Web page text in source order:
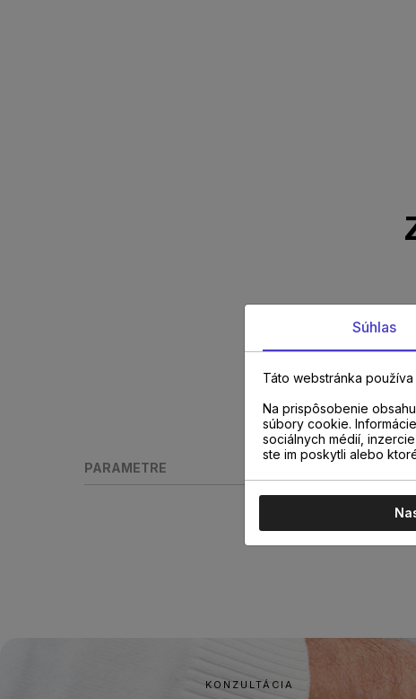
PARAMETRE
KONZULTÁCIA
Súhlas
Táto webstránka
Na prispôsobenie
súbory cookie.
sociálnych médií,
ste im poskytli alebo